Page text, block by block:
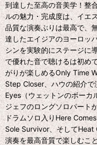
到達した至高の音美学！整
ルの魅力・完成度は、イエ
品質な演奏ぶりは最高で、
達したエイジアのヨーロッ
シンを実験的にステージに
で優れた音で聴けるは初め
がりが楽しめるOnly Time
Step Closer、ハウの紹介
Eyes（ウェットンのボーカ
ジェフのロングソロパート
ドラムソロ入りHere
Sole Survivor、そして
演奏を最高音質で楽しむこ